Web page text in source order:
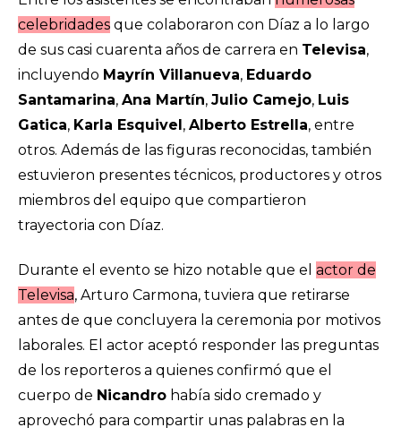
celebridades que colaboraron con Díaz a lo largo
de sus casi cuarenta años de carrera en Televisa,
incluyendo Mayrín Villanueva, Eduardo
Santamarina, Ana Martín, Julio Camejo, Luis
Gatica, Karla Esquivel, Alberto Estrella, entre
otros. Además de las figuras reconocidas, también
estuvieron presentes técnicos, productores y otros
miembros del equipo que compartieron
trayectoria con Díaz.
Durante el evento se hizo notable que el actor de
Televisa, Arturo Carmona, tuviera que retirarse
antes de que concluyera la ceremonia por motivos
laborales. El actor aceptó responder las preguntas
de los reporteros a quienes confirmó que el
cuerpo de Nicandro había sido cremado y
aprovechó para compartir unas palabras en la